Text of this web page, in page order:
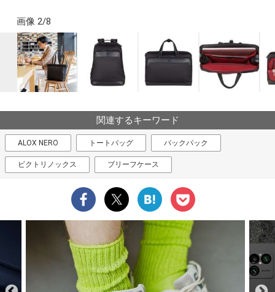
画像 2/8
関連するキーワード
ALOX NERO トートバッグ バックパック
ビクトリノックス ブリーフケース